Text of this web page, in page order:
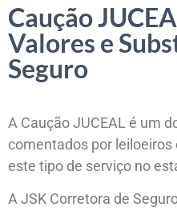
Caução
Valores e
Seguro
A Caução JUCEAL é um
comentados por
este tipo de serviço no
A JSK Corretora de